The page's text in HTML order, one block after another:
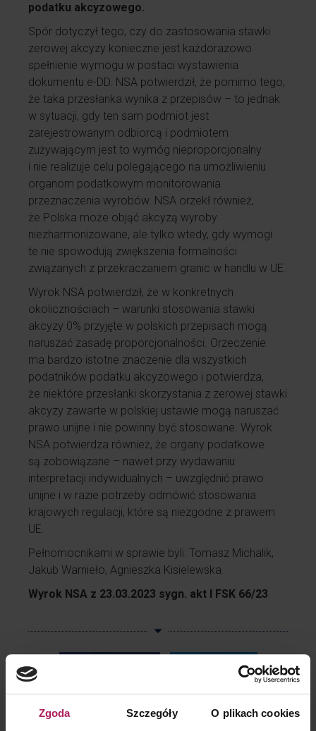
Zgoda Szczegóły O plikach cookies
podatku akcyzowego.
Spór dotyczył tego, czy do zastosowania stawki
zerowej akcyzy konieczne jest każdorazowo
spełnienie wymogu w postaci wystawienia
dokumentu e-DD. NSA potwierdził, że pomimo tego,
że taka przesłanka wynika z przepisów – to jednak
w sytuacji, gdy ten sam podmiot jest
zarejestrowanym odbiorcą i podmiotem
zużywającym jest to wymóg nieproporcjonalny
i nie realizuje celu polegającego na umożliwieniu
organom podatkowym monitorowania
przeznaczenia wyrobów. NSA orzekł również,
że Polska może objąć akcyzą wyroby
niezharmonizowane, ale tylko wtedy, gdy wymogi
te nie spowodują zwiększenia formalności
związanych z przekraczaniem granic w handlu w UE.
Wyrok NSA potwierdził, że w konkretnych
okolicznościach – warunki stosowania stawki
akcyzy 0% przyjęte w polskich przepisach mogą
naruszać zasadę proporcjonalności. Orzeczenie
ma bardzo istotne znaczenie dla wszystkich
podatników podatku akcyzowego i potwierdza,
że niektóre przesłanki skorzystania z zerowej stawki
akcyzy zawarte w polskiej ustawie mogą naruszać
prawo unijne i nie powinny być stosowane. Wyrok
NSA potwierdza również, że organy podatkowe
są zobowiązane – nawet przy wydawaniu
interpretacji indywidualnych – uwzględnić prawo
unijne i w razie potrzeby odmówić stosowania
krajowych regulacji, które są niezgodne z prawem
UE.
Pełnomocnikami w sprawie byli: Tomasz Michalik,
Jakub Warnieło, Agnieszka Kisielewska.
Wyrok NSA z 23.03.2023 sygn. akt I FSK 66/23
Twitter
LinkedIn